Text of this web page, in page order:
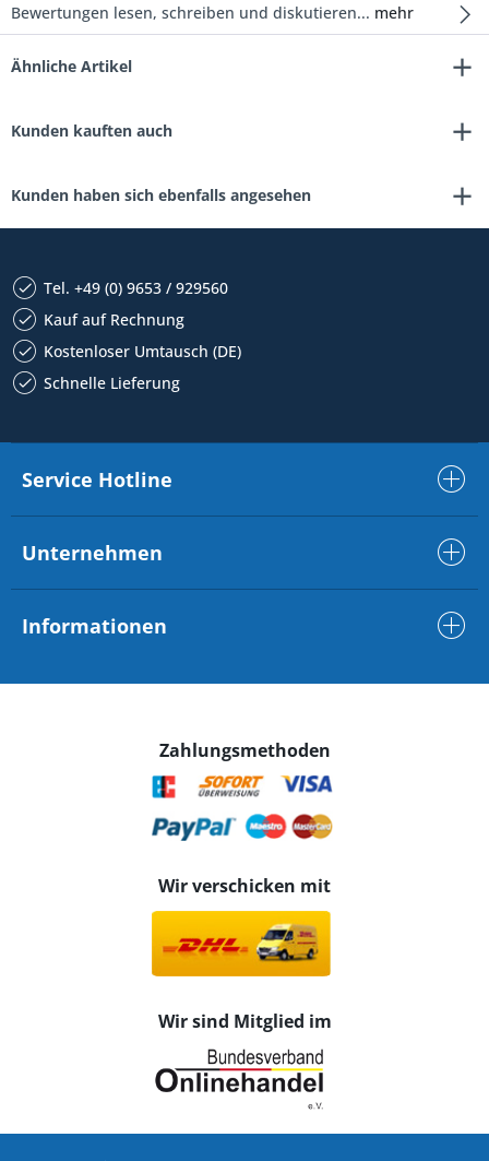
Bewertungen lesen, schreiben und diskutieren... mehr
Ähnliche Artikel
Kunden kauften auch
Kunden haben sich ebenfalls angesehen
Tel. +49 (0) 9653 / 929560
Kauf auf Rechnung
Kostenloser Umtausch (DE)
Schnelle Lieferung
Service Hotline
Unternehmen
Informationen
Zahlungsmethoden
Wir verschicken mit
Wir sind Mitglied im